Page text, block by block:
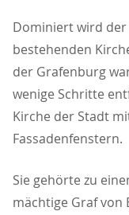
Dominiert wird
bestehenden
der Grafenburg
wenige Schritte
Kirche der Stadt
Fassadenfenstern.
Sie gehörte zu
mächtige Graf von